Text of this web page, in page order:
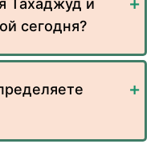
Тахаджуд и
сегодня?